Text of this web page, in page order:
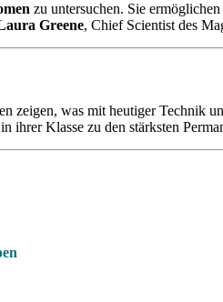
zu untersuchen. Sie
Greene, Chief Scientist des
zeigen, was mit heutiger Technik
ihrer Klasse zu den stärksten